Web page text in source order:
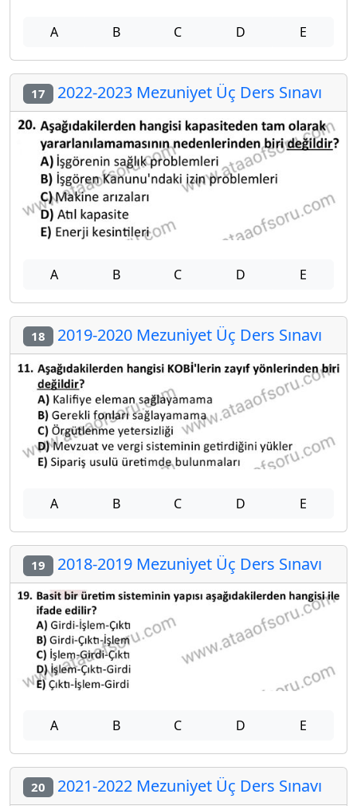
A B C D E
17 2022-2023 Mezuniyet Üç Ders Sınavı
A B C D E
18 2019-2020 Mezuniyet Üç Ders Sınavı
A B C D E
19 2018-2019 Mezuniyet Üç Ders Sınavı
A B C D E
20 2021-2022 Mezuniyet Üç Ders Sınavı